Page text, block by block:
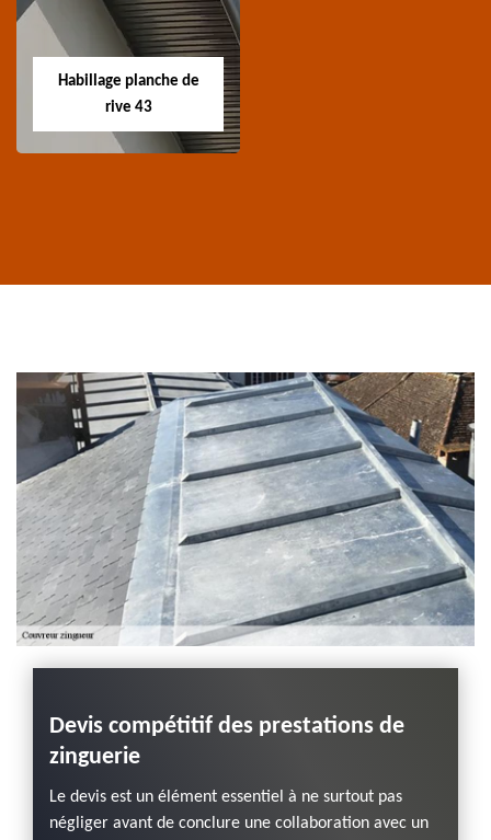
Spécialiste en
traitement de
Loire
Habillage planche de
rive 43
de rive 43
Haute-Loire
Devis compétitif des prestations de
zinguerie
Le devis est un élément essentiel à ne surtout pas
négliger avant de conclure une collaboration avec un